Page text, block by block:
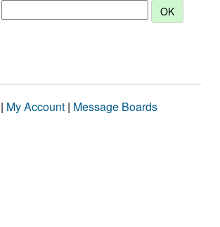
| My Account | Message Boards